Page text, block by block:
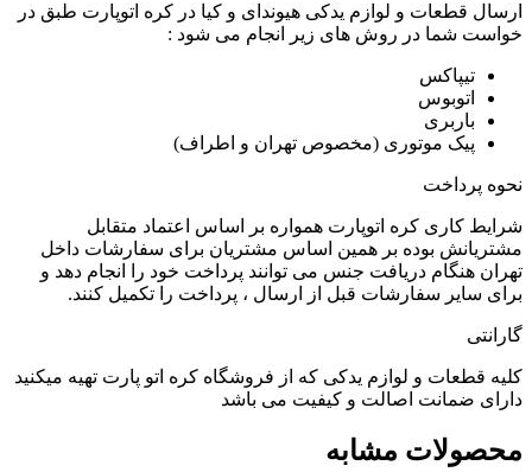
ارسال قطعات و لوازم یدکی هیوندای و کیا در کره اتوپارت طبق در
خواست شما در روش های زیر انجام می شود :
تیپاکس
اتوبوس
باربری
پیک موتوری (مخصوص تهران و اطراف)
نحوه پرداخت
شرایط کاری کره اتوپارت همواره بر اساس اعتماد متقابل
مشتریانش بوده بر همین اساس مشتریان برای سفارشات داخل
تهران هنگام دریافت جنس می توانند پرداخت خود را انجام دهد و
برای سایر سفارشات قبل از ارسال ، پرداخت را تکمیل کنند.
گارانتی
کلیه قطعات و لوازم یدکی که از فروشگاه کره اتو پارت تهیه میکنید
دارای ضمانت اصالت و کیفیت می باشد
محصولات مشابه